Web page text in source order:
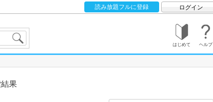
読み放題フルに登録 ログイン
はじめて ヘルプ
果